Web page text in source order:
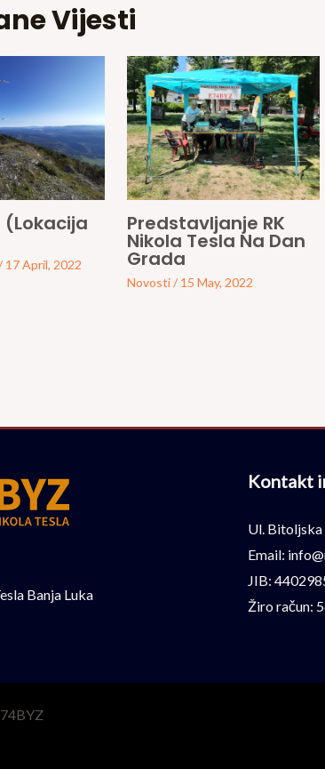
Vijesti
(Lokacija
17 April, 2022
Predstavljanje RK
Nikola Tesla Na Dan
Grada
Novosti/ 15 May, 2022
Banja Luka
Kontakt
Ul. Bitoljska
Email:
JIB:
Žiro račun: